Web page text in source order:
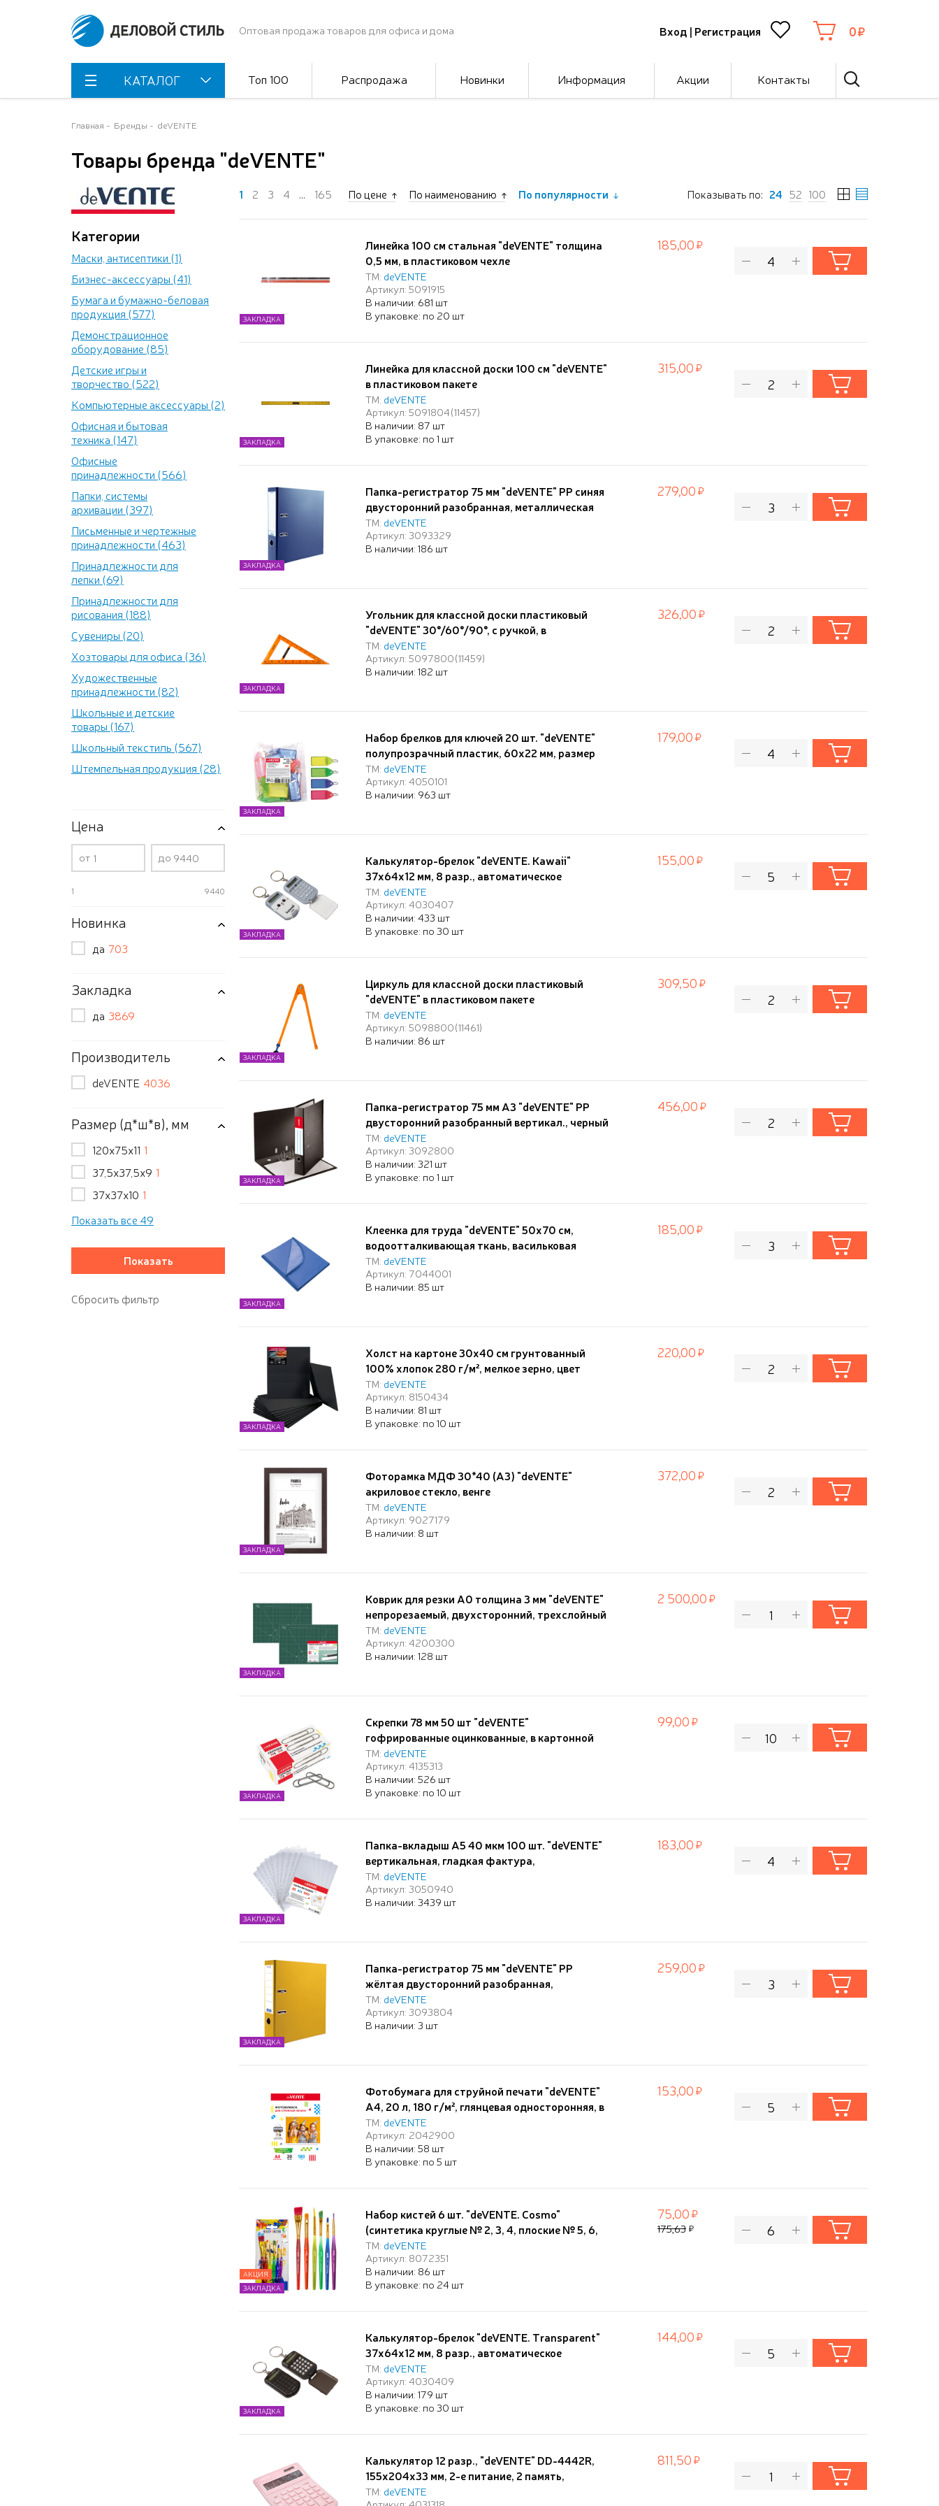
Оптовая продажа товаров для офиса и дома Вход | Регистрация 0
КАТАЛОГ Топ 100 Распродажа Новинки Информация Акции Контакты
Главная Бренды deVENTE
Товары бренда "deVENTE"
Категории
Маски, антисептики (1)
Бизнес-аксессуары (41)
Бумага и бумажно-беловая
продукция (577)
Демонстрационное
оборудование (85)
Детские игры и
творчество (522)
Компьютерные аксессуары (2)
Офисная и бытовая
техника (147)
Офисные
принадлежности (566)
Папки, системы
архивации (397)
Письменные и чертежные
принадлежности (463)
Принадлежности для
лепки (69)
Принадлежности для
рисования (188)
Сувениры (20)
Хозтовары для офиса (36)
Художественные
принадлежности (82)
Школьные и детские
товары (167)
Школьный текстиль (567)
Штемпельная продукция (28)
Цена
от до
1 9440
Новинка
да 703
Закладка
да 3869
Производитель
deVENTE 4036
Размер (д*ш*в), мм
120х75х11 1
37,5х37,5х9 1
37х37х10 1
Показать все 49
1 2 3 4 ... 165 По цене По наименованию По популярности Показывать по: 24 52 100
Линейка 100 см стальная "deVENTE" толщина
0,5 мм, в пластиковом чехле
ТМ: deVENTE
Артикул: 5091915
В наличии: 681 шт
В упаковке: по 20 шт
ЗАКЛАДКА
185,00
Линейка для классной доски 100 см "deVENTE"
в пластиковом пакете
ТМ: deVENTE
Артикул: 5091804(11457)
В наличии: 87 шт
В упаковке: по 1 шт
ЗАКЛАДКА
315,00
Папка-регистратор 75 мм "deVENTE" PP синяя
двусторонний разобранная, металлическая
окантовка
ТМ: deVENTE
Артикул: 3093329
В наличии: 186 шт
ЗАКЛАДКА
279,00
Угольник для классной доски пластиковый
"deVENTE" 30°/60°/90°, с ручкой, в
пластиковом пакете
ТМ: deVENTE
Артикул: 5097800(11459)
В наличии: 182 шт
ЗАКЛАДКА
326,00
Набор брелков для ключей 20 шт. "deVENTE"
полупрозрачный пластик, 60x22 мм, размер
инфо-окна 36x21 мм, металлическое кольцо, в
пластиковом блистере, цвета ассорти
ТМ: deVENTE
Артикул: 4050101
В наличии: 963 шт
ЗАКЛАДКА
179,00
Калькулятор-брелок "deVENTE. Kawaii"
37x64x12 мм, 8 разр., автоматическое
вычисление квадратного корня, процентов, с
рисунком, в блистере с подвесом
ТМ: deVENTE
Артикул: 4030407
В наличии: 433 шт
В упаковке: по 30 шт
ЗАКЛАДКА
155,00
Циркуль для классной доски пластиковый
"deVENTE" в пластиковом пакете
ТМ: deVENTE
Артикул: 5098800(11461)
В наличии: 86 шт
ЗАКЛАДКА
309,50
Папка-регистратор 75 мм А3 "deVENTE" PP
двусторонний разобранный вертикал., черный
(44 х 35.5см)
ТМ: deVENTE
Артикул: 3092800
В наличии: 321 шт
В упаковке: по 1 шт
ЗАКЛАДКА
456,00
Клеенка для труда "deVENTE" 50x70 см,
водоотталкивающая ткань, васильковая
ТМ: deVENTE
Артикул: 7044001
В наличии: 85 шт
ЗАКЛАДКА
185,00
Холст на картоне 30x40 см грунтованный
100% хлопок 280 г/м², мелкое зерно, цвет
черный, "deVENTE. ART" термоусадочная
пленка
ТМ: deVENTE
Артикул: 8150434
В наличии: 81 шт
В упаковке: по 10 шт
ЗАКЛАДКА
220,00
Фоторамка МДФ 30*40 (А3) "deVENTE"
акриловое стекло, венге
ТМ: deVENTE
Артикул: 9027179
В наличии: 8 шт
ЗАКЛАДКА
372,00
Коврик для резки А0 толщина 3 мм "deVENTE"
непрорезаемый, двухсторонний, трехслойный
ТМ: deVENTE
Артикул: 4200300
В наличии: 128 шт
ЗАКЛАДКА
2 500,00
Скрепки 78 мм 50 шт "deVENTE"
гофрированные оцинкованные, в картонной
коробке
ТМ: deVENTE
Артикул: 4135313
В наличии: 526 шт
В упаковке: по 10 шт
ЗАКЛАДКА
99,00
Папка-вкладыш А5 40 мкм 100 шт. "deVENTE"
вертикальная, гладкая фактура,
ТМ: deVENTE
Артикул: 3050940
В наличии: 3439 шт
ЗАКЛАДКА
183,00
Папка-регистратор 75 мм "deVENTE" PP
жёлтая двусторонний разобранная,
металлическая окантовка
ТМ: deVENTE
Артикул: 3093804
В наличии: 3 шт
ЗАКЛАДКА
259,00
Фотобумага для струйной печати "deVENTE"
A4, 20 л, 180 г/м², глянцевая односторонняя, в
пластиковом пакете с европодвесом
ТМ: deVENTE
Артикул: 2042900
В наличии: 58 шт
В упаковке: по 5 шт
153,00
Набор кистей 6 шт. "deVENTE. Cosmo"
(синтетика круглые № 2, 3, 4, плоские № 5, 6,
8) ручка пласт., окрас волоса и ручки в ярких
цветах, в пластиковой упаковке с картонной
подложкой и резинками-фиксаторами кистей
ТМ: deVENTE
Артикул: 8072351
В наличии: 86 шт
В упаковке: по 24 шт
АКЦИЯ
ЗАКЛАДКА
75,00
175,63
Калькулятор-брелок "deVENTE. Transparent"
37x64x12 мм, 8 разр., автоматическое
вычисление квадратного корня, процентов,
полупрозрачный черный, в блистере с
подвесом
ТМ: deVENTE
Артикул: 4030409
В наличии: 179 шт
В упаковке: по 30 шт
ЗАКЛАДКА
144,00
Калькулятор 12 разр., "deVENTE" DD-4442R,
155x204x33 мм, 2-е питание, 2 память,
пудровый, автоматическое вычисление
ТМ: deVENTE
811,50